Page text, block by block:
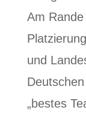
Am
und
„bestes